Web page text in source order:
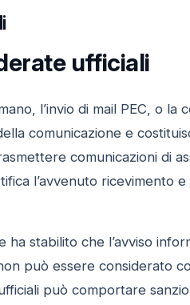
ufficiali
l’invio di mail PEC, o la
comunicazione e
comunicazioni di
l’avvenuto ricevimento
stabilito che l’avviso
può essere considerato
può comportare